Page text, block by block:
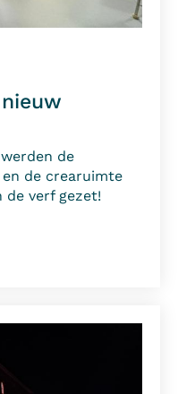
de
en de crearuimte
de verf gezet!